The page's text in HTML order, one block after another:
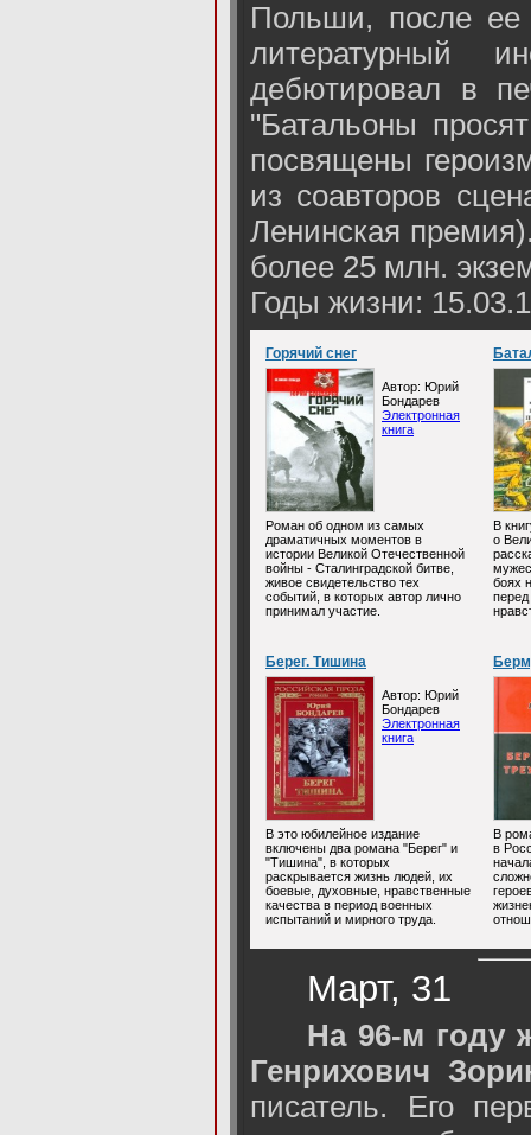
Польши, после ее
литературный
дебютировал в
"Батальоны
посвящены
из соавторов
Ленинская
более 25 млн.
Годы жизни:
Горячий снег
Автор: Юрий
Бондарев
Электронная
книга
Роман об одном из самых
драматичных моментов в
истории Великой Отечественной
войны - Сталинградской битве,
живое свидетельство тех
событий, в которых автор лично
принимал участие.
В
о
боях
Берег. Тишина
Автор: Юрий
Бондарев
Электронная
книга
В это юбилейное издание
включены два романа "Берег" и
"Тишина", в которых
раскрывается жизнь людей, их
боевые, духовные, нравственные
качества в период военных
испытаний и мирного труда.
В
в
Март, 31
На 96-м году
Генрихович
писатель. Его